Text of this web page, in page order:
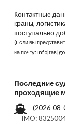
Контактные
краны,
поступально
(Если вы
на почту:
Последние
проходящие
(2026-08-
IMO: